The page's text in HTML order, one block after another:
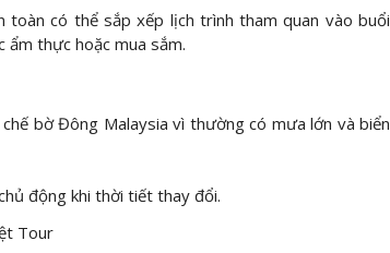
toàn có thể sắp xếp lịch trình tham quan vào buổi
thực hoặc mua sắm.
bờ Đông Malaysia vì thường có mưa lớn và biển
động khi thời tiết thay đổi.